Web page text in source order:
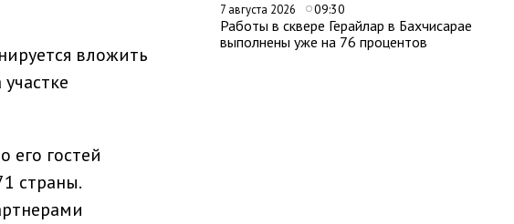
7 августа 2026 09:30
Работы в сквере Герайлар в Бахчисарае
выполнены уже на 76 процентов
вложить
гостей
страны.